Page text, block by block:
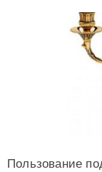
Пользование